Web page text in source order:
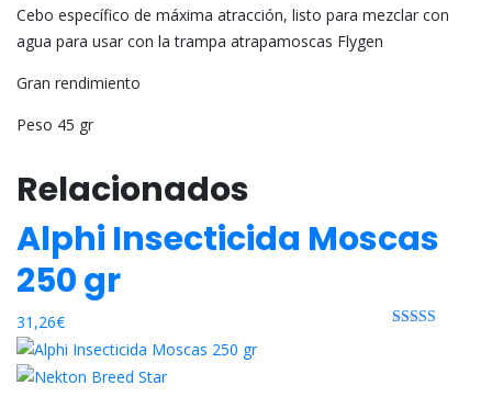
Cebo específico de máxima atracción, listo para mezclar con
agua para usar con la trampa atrapamoscas Flygen
Gran rendimiento
Peso 45 gr
Relacionados
Alphi Insecticida Moscas
250 gr
31,26€